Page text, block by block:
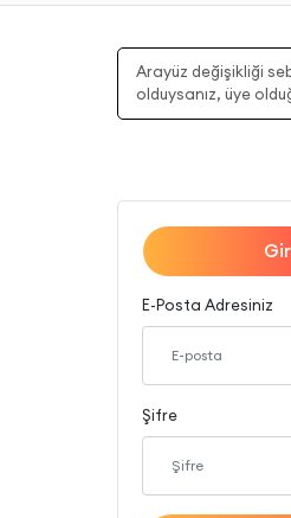
Arayüz değişikliği
olduysanız, üye
E-Posta Adresiniz
Şifre